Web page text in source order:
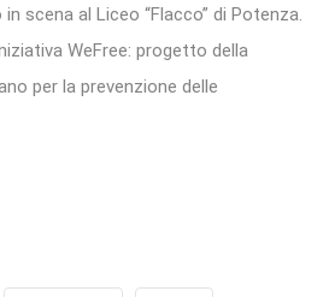
scena al Liceo “Flacco” di Potenza.
WeFree: progetto della
per la prevenzione delle